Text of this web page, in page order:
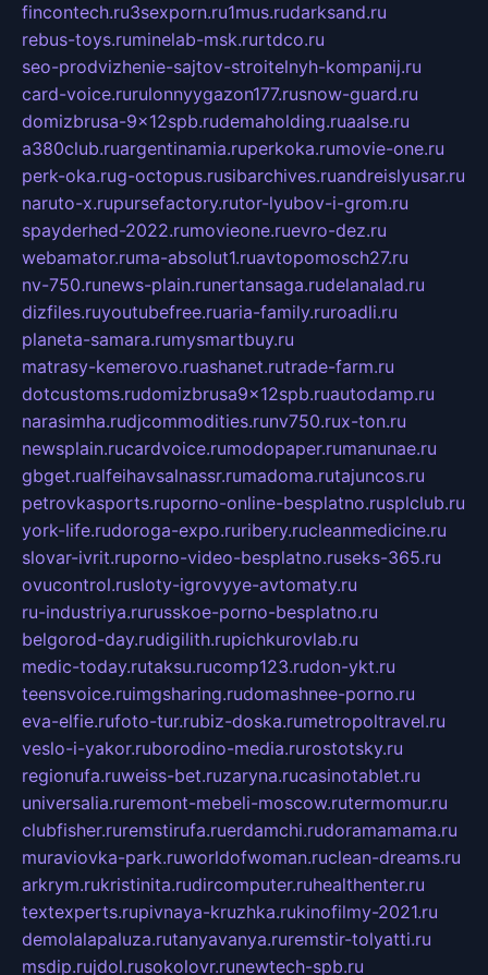
fincontech.ru3sexporn.ru1mus.rudarksand.ru
rebus-toys.ruminelab-msk.rurtdco.ru
seo-prodvizhenie-sajtov-stroitelnyh-kompanij.ru
card-voice.rurulonnyygazon177.rusnow-guard.ru
domizbrusa-9x12spb.rudemaholding.ruaalse.ru
a380club.ruargentinamia.ruperkoka.rumovie-one.ru
perk-oka.rug-octopus.rusibarchives.ruandreislyusar.ru
naruto-x.rupursefactory.rutor-lyubov-i-grom.ru
spayderhed-2022.rumovieone.ruevro-dez.ru
webamator.ruma-absolut1.ruavtopomosch27.ru
nv-750.runews-plain.runertansaga.rudelanalad.ru
dizfiles.ruyoutubefree.ruaria-family.ruroadli.ru
planeta-samara.rumysmartbuy.ru
matrasy-kemerovo.ruashanet.rutrade-farm.ru
dotcustoms.rudomizbrusa9x12spb.ruautodamp.ru
narasimha.rudjcommodities.runv750.rux-ton.ru
newsplain.rucardvoice.rumodopaper.rumanunae.ru
gbget.rualfeihavsalnassr.rumadoma.rutajuncos.ru
petrovkasports.ruporno-online-besplatno.rusplclub.ru
york-life.rudoroga-expo.ruribery.rucleanmedicine.ru
slovar-ivrit.ruporno-video-besplatno.ruseks-365.ru
ovucontrol.rusloty-igrovyye-avtomaty.ru
ru-industriya.rurusskoe-porno-besplatno.ru
belgorod-day.rudigilith.rupichkurovlab.ru
medic-today.rutaksu.rucomp123.rudon-ykt.ru
teensvoice.ruimgsharing.rudomashnee-porno.ru
eva-elfie.rufoto-tur.rubiz-doska.rumetropoltravel.ru
veslo-i-yakor.ruborodino-media.rurostotsky.ru
regionufa.ruweiss-bet.ruzaryna.rucasinotablet.ru
universalia.ruremont-mebeli-moscow.rutermomur.ru
clubfisher.ruremstirufa.ruerdamchi.rudoramamama.ru
muraviovka-park.ruworldofwoman.ruclean-dreams.ru
arkrym.rukristinita.rudircomputer.ruhealthenter.ru
textexperts.rupivnaya-kruzhka.rukinofilmy-2021.ru
demolalapaluza.rutanyavanya.ruremstir-tolyatti.ru
msdip.rujdol.rusokolovr.runewtech-spb.ru